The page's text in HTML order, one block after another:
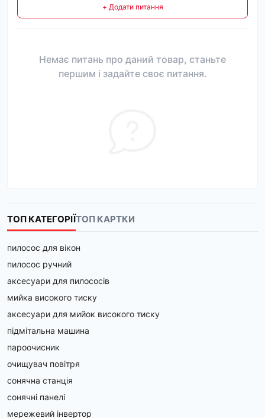
+ Додати питання
Немає питань про даний товар, станьте
першим і задайте своє питання.
ТОП КАТЕГОРІЇТОП КАРТКИ
пилосос для вікон
пилосос ручний
аксесуари для пилососів
мийка високого тиску
аксесуари для мийок високого тиску
підмітальна машина
пароочисник
очищувач повітря
сонячна станція
сонячні панелі
мережевий інвертор